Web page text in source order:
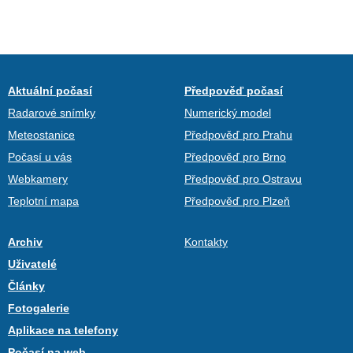
Aktuální počasí
Radarové snímky
Meteostanice
Počasí u vás
Webkamery
Teplotní mapa
Předpověď počasí
Numerický model
Předpověď pro Prahu
Předpověď pro Brno
Předpověď pro Ostravu
Předpověď pro Plzeň
Archiv
Uživatelé
Články
Fotogalerie
Aplikace na telefony
Kontakty